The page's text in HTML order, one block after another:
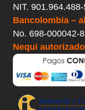
NIT.
Bancolombia –
No. 698-000042-
Nequi